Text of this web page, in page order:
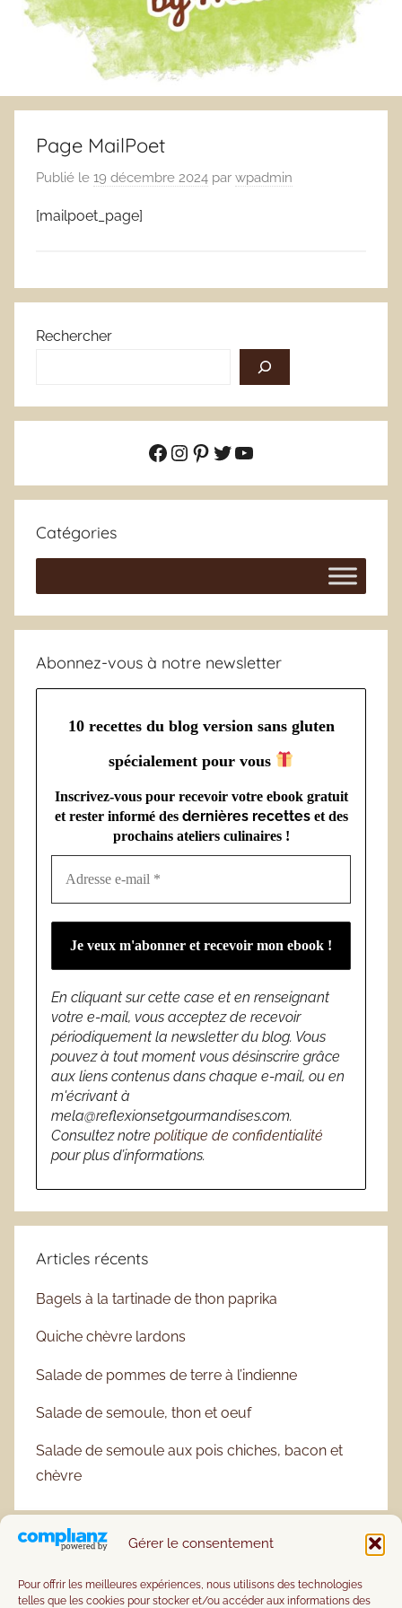
Gérer le consentement
Pour offrir les meilleures expériences, nous utilisons des technologies
telles que les cookies pour stocker et/ou accéder aux informations des
Page MailPoet
Publié le 19 décembre 2024 par wpadmin
[mailpoet_page]
Rechercher
Facebook
Instagram
Pinterest
Twitter
YouTube
Catégories
Abonnez-vous à notre newsletter
10 recettes du blog version sans gluten
spécialement pour vous
Inscrivez-vous pour recevoir votre ebook gratuit
et rester informé des dernières recettes et des
prochains ateliers culinaires !
En cliquant sur cette case et en renseignant
votre e-mail, vous acceptez de recevoir
périodiquement la newsletter du blog. Vous
pouvez à tout moment vous désinscrire grâce
aux liens contenus dans chaque e-mail, ou en
m'écrivant à
mela@reflexionsetgourmandises.com.
Consultez notre politique de confidentialité
pour plus d’informations.
Articles récents
Bagels à la tartinade de thon paprika
Quiche chèvre lardons
Salade de pommes de terre à l’indienne
Salade de semoule, thon et oeuf
Salade de semoule aux pois chiches, bacon et
chèvre